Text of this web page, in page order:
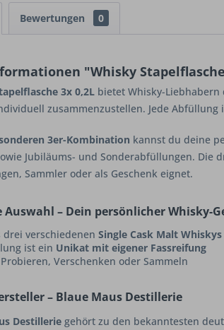
Bewertungen 0
"Whisky
3x 0,2L bietet Whisky-
zusammenzustellen. Jede Abfüllung
3er-Kombination kannst du deine
Jubiläums- und Sonderabfüllungen. Die
Sammler oder als Geschenk eignet.
– Dein persönlicher Whisky-
drei verschiedenen Single Cask Malt Whiskys
ist ein Unikat mit eigener Fassreifung
Verschenken oder Sammeln
– Blaue Maus Destillerie
Destillerie gehört zu den bekanntesten